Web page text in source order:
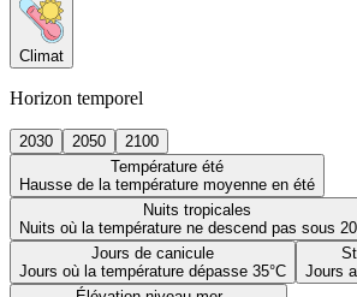
Climat
Horizon temporel
2030 2050
2100
Température été
Hausse de la température moyenne en été
Nuits tropicales
Nuits où la température ne descend pas sous
Jours de canicule
Jours où la température dépasse 35°C
Jours